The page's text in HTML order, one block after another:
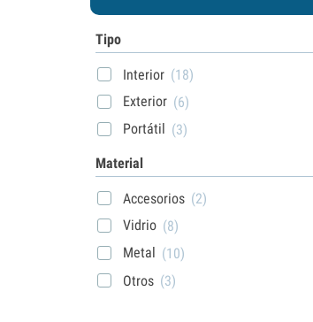
Tipo
Interior (18)
Exterior (6)
Portátil (3)
Material
Accesorios (2)
Vidrio (8)
Metal (10)
Otros (3)